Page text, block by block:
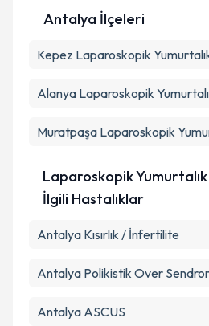
Kişisel verilerimin
Metni'ni okudum ve
Takvim
Antalya İlçeleri
Kepez Laparoskopik
Alanya Laparoskopik
Muratpaşa Laparoskopik
Laparoskopik Yumurtalık
İlgili Hastalıklar
Antalya Kısırlık / İnfertilite
Antalya Polikistik Over
Antalya ASCUS